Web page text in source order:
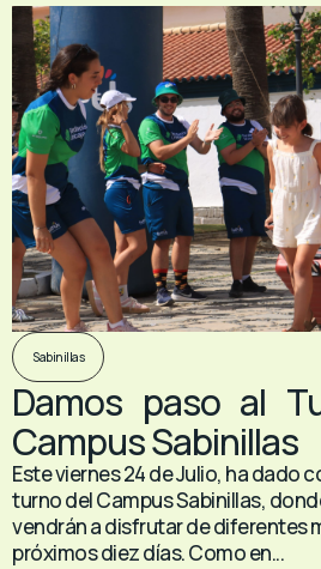
Sabinillas
Damos paso al
Campus Sabinillas
Este viernes 24 de Julio, ha dado
turno del Campus Sabinillas,
vendrán a disfrutar de diferentes
próximos diez días. Como en...